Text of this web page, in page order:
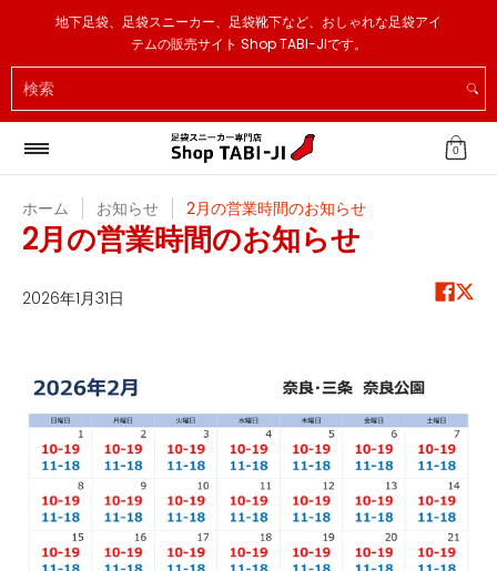
メインコンテンツへスキップ
足袋スニーカー 足袋ソックス 足袋スリッパ その他
地下足袋、足袋スニーカー、足袋靴下など、おしゃれな足袋アイ
テムの販売サイト Shop TABI-JIです。
検索
0
ホーム お知らせ 2月の営業時間のお知らせ
2月の営業時間のお知らせ
2026年1月31日